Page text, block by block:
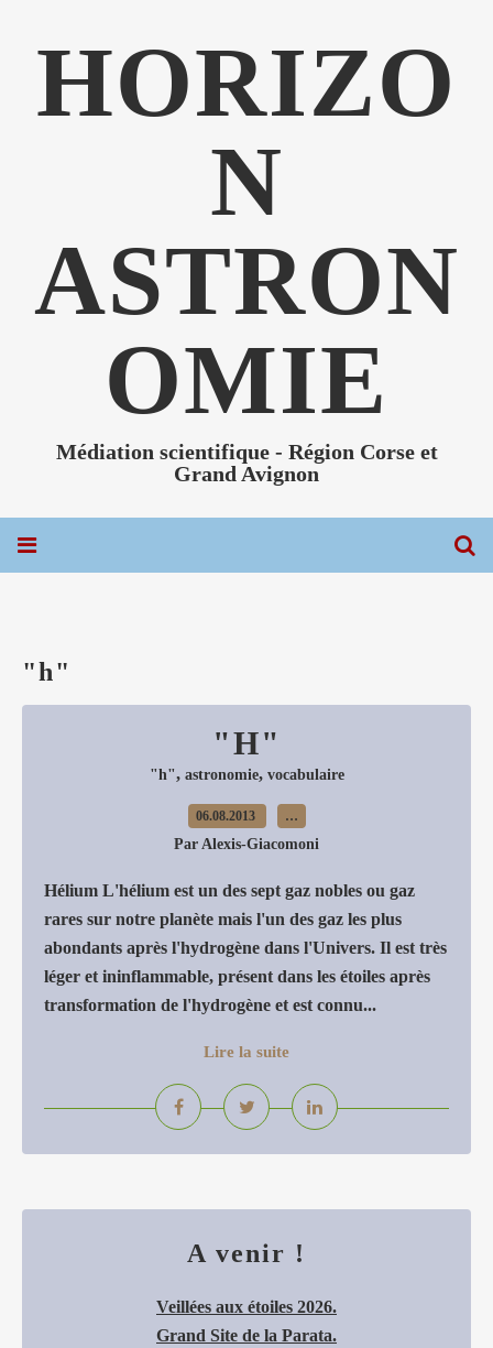
HORIZO
N
ASTRON
OMIE
Médiation scientifique - Région Corse et
Grand Avignon
"h"
"H"
"h", astronomie, vocabulaire
06.08.2013 …
Par Alexis-Giacomoni
Hélium L'hélium est un des sept gaz nobles ou gaz
rares sur notre planète mais l'un des gaz les plus
abondants après l'hydrogène dans l'Univers. Il est très
léger et ininflammable, présent dans les étoiles après
transformation de l'hydrogène et est connu...
Lire la suite
A venir !
Veillées aux étoiles 2026.
Grand Site de la Parata.